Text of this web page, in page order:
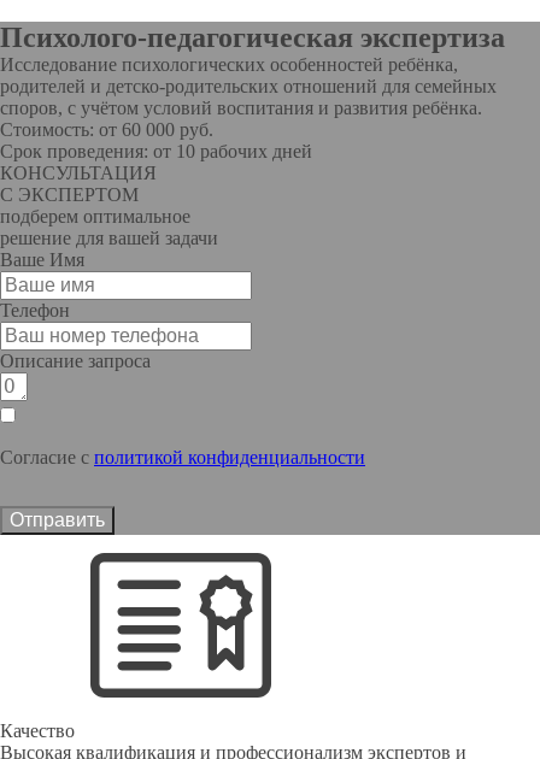
Психолого-педагогическая экспертиза
Исследование психологических особенностей ребёнка,
родителей и детско-родительских отношений для семейных
споров, с учётом условий воспитания и развития ребёнка.
Стоимость: от 60 000 руб.
Срок проведения: от 10 рабочих дней
КОНСУЛЬТАЦИЯ
С ЭКСПЕРТОМ
подберем оптимальное
решение для вашей задачи
Ваше Имя
Телефон
Описание запроса
Согласие с политикой конфиденциальности
Отправить
Качество
Высокая квалификация и профессионализм экспертов и